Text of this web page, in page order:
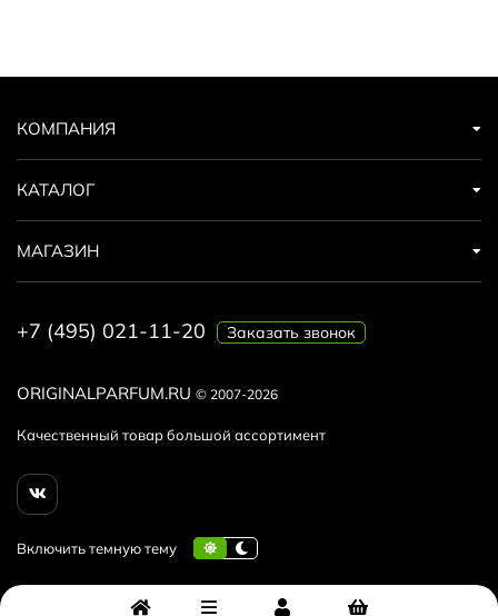
ORIGINALPARFUM.RU © 2007-2026
Качественный товар большой ассортимент
КОМПАНИЯ
КАТАЛОГ
МАГАЗИН
+7 (495) 021-11-20 Заказать звонок